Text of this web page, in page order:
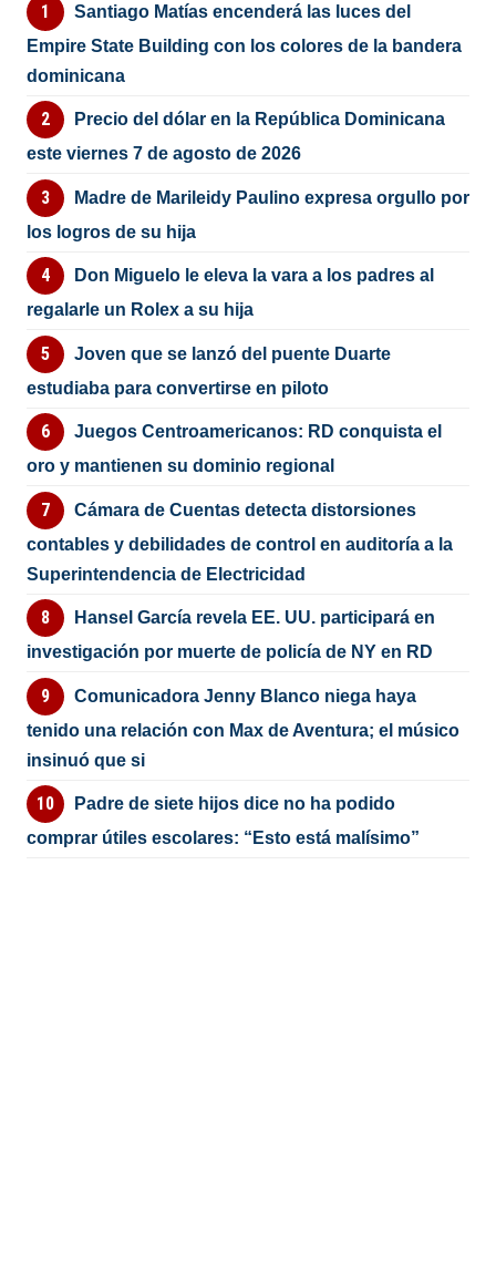
Santiago Matías encenderá las luces del
Empire State Building con los colores de la bandera
dominicana
Precio del dólar en la República Dominicana
este viernes 7 de agosto de 2026
Madre de Marileidy Paulino expresa orgullo por
los logros de su hija
Don Miguelo le eleva la vara a los padres al
regalarle un Rolex a su hija
Joven que se lanzó del puente Duarte
estudiaba para convertirse en piloto
Juegos Centroamericanos: RD conquista el
oro y mantienen su dominio regional
Cámara de Cuentas detecta distorsiones
contables y debilidades de control en auditoría a la
Superintendencia de Electricidad
Hansel García revela EE. UU. participará en
investigación por muerte de policía de NY en RD
Comunicadora Jenny Blanco niega haya
tenido una relación con Max de Aventura; el músico
insinuó que si
Padre de siete hijos dice no ha podido
comprar útiles escolares: “Esto está malísimo”